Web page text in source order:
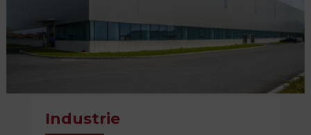
Industrie